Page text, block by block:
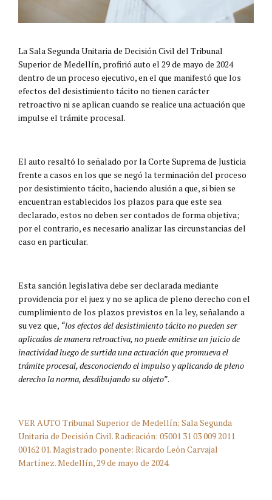
La Sala Segunda Unitaria de Decisión Civil del Tribunal
Superior de Medellín, profirió auto el 29 de mayo de 2024
dentro de un proceso ejecutivo, en el que manifestó que los
efectos del desistimiento tácito no tienen carácter
retroactivo ni se aplican cuando se realice una actuación que
impulse el trámite procesal.
El auto resaltó lo señalado por la Corte Suprema de Justicia
frente a casos en los que se negó la terminación del proceso
por desistimiento tácito, haciendo alusión a que, si bien se
encuentran establecidos los plazos para que este sea
declarado, estos no deben ser contados de forma objetiva;
por el contrario, es necesario analizar las circunstancias del
caso en particular.
Esta sanción legislativa debe ser declarada mediante
providencia por el juez y no se aplica de pleno derecho con el
cumplimiento de los plazos previstos en la ley, señalando a
su vez que, “los efectos del desistimiento tácito no pueden ser
aplicados de manera retroactiva, no puede emitirse un juicio de
inactividad luego de surtida una actuación que promueva el
trámite procesal, desconociendo el impulso y aplicando de pleno
derecho la norma, desdibujando su objeto”.
VER AUTO Tribunal Superior de Medellín; Sala Segunda
Unitaria de Decisión Civil. Radicación: 05001 31 03 009 2011
00162 01. Magistrado ponente: Ricardo León Carvajal
Martínez. Medellín, 29 de mayo de 2024.